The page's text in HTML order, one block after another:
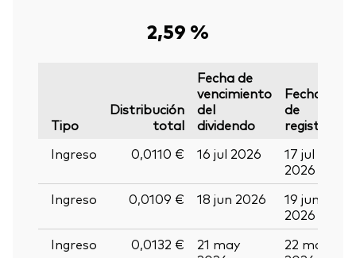
Volver
2,59 %
Tipo
Distribución
total
Fecha de
vencimiento
del
dividendo
Fecha
de
registro
Ingreso
0,0110 € 16 jul 2026
17 jul
2026
Ingreso
0,0109 € 18 jun 2026
19 jun
2026
Ingreso
0,0132 €
21 may
22 may